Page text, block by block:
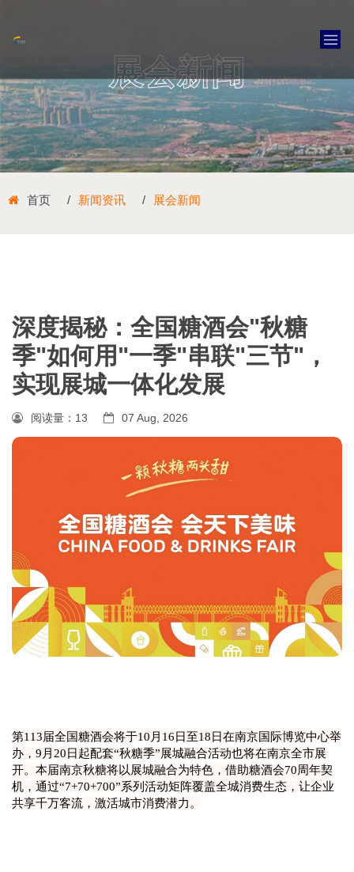
展会新闻
首页 新闻资讯 展会新闻
深度揭秘：全国糖酒会"秋糖
季"如何用"一季"串联"三节"，
实现展城一体化发展
阅读量： 13 07 Aug, 2026
第113届全国糖酒会将于10月16日至18日在南京国际博览中心举
办，9月20日起配套“秋糖季”展城融合活动也将在南京全市展
开。本届南京秋糖将以展城融合为特色，借助糖酒会70周年契
机，通过“7+70+700”系列活动矩阵覆盖全城消费生态，让企业
共享千万客流，激活城市消费潜力。